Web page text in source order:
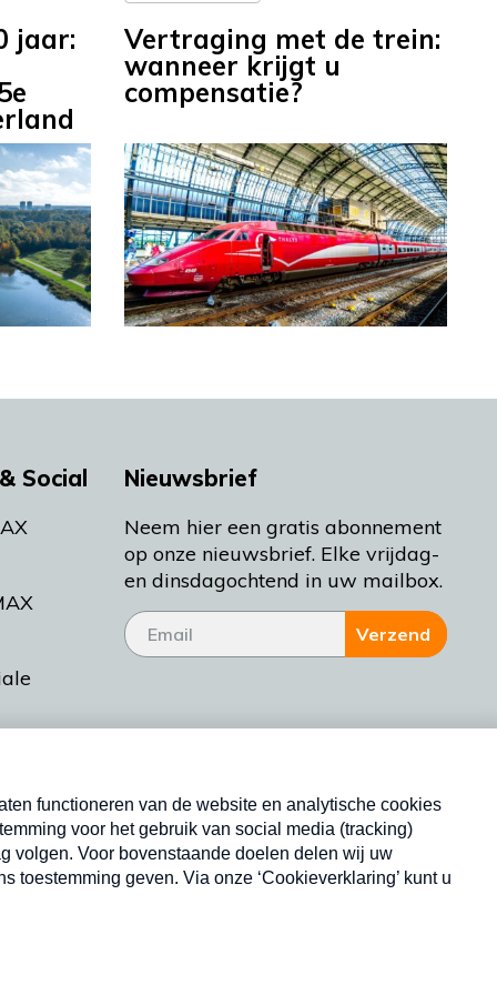
jaar:
Vertraging met de trein:
wanneer krijgt u
compensatie?
Social
Bakt
Nieuwsbrief
Neem hier een gratis abonnement
op onze nieuwsbrief. Elke vrijdag-
en dinsdagochtend in uw mailbox.
Verzend
Nieuwsbrief
Neem hier een gratis abonnement op onze